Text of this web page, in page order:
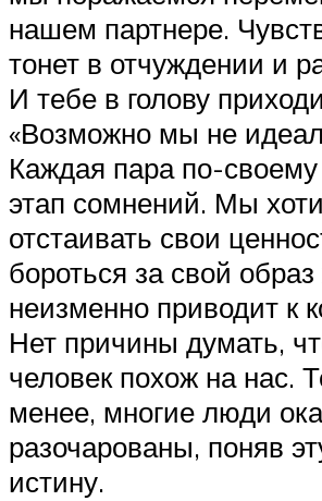
нашем партнере.
тонет в отчуждении и
И тебе в голову
«Возможно мы не
Каждая пара по-
этап сомнений. Мы
отстаивать свои
бороться за свой
неизменно приводит к
Нет причины думать,
человек похож на нас.
менее, многие люди
разочарованы, поняв
истину.